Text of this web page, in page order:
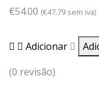
€54.00 (€47.79 sem iva)
Adicionar
(0 revisão)